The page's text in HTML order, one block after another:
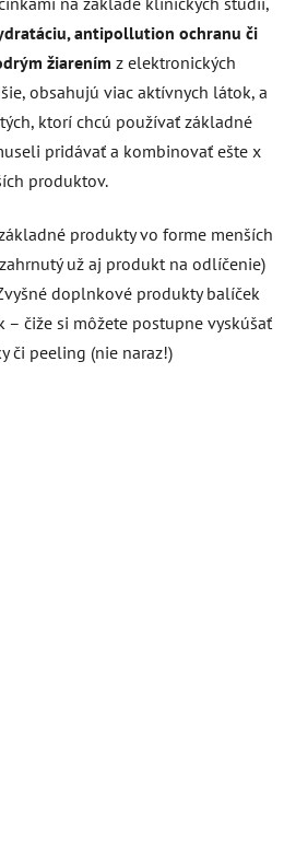
antipollution ochranu či
žiarením z elektronických
obsahujú viac aktívnych látok, a
ktorí chcú používať základné
pridávať a kombinovať ešte x
produktov.
produkty vo forme menších
už aj produkt na odlíčenie)
doplnkové produkty balíček
čiže si môžete postupne vyskúšať
či peeling (nie naraz!)